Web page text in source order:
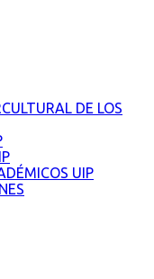
DE LOS
UIP